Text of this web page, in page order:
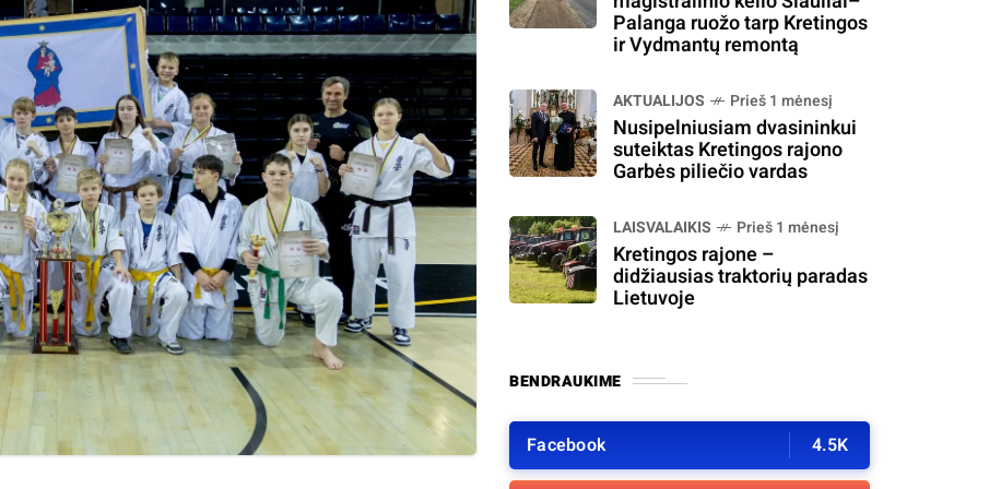
Palanga ruožo tarp Kretingos
ir Vydmantų remontą
AKTUALIJOS Prieš 1 mėnesį
Nusipelniusiam dvasininkui
suteiktas Kretingos rajono
Garbės piliečio vardas
LAISVALAIKIS Prieš 1 mėnesį
Kretingos rajone –
didžiausias traktorių paradas
Lietuvoje
BENDRAUKIME
Facebook 4.5K